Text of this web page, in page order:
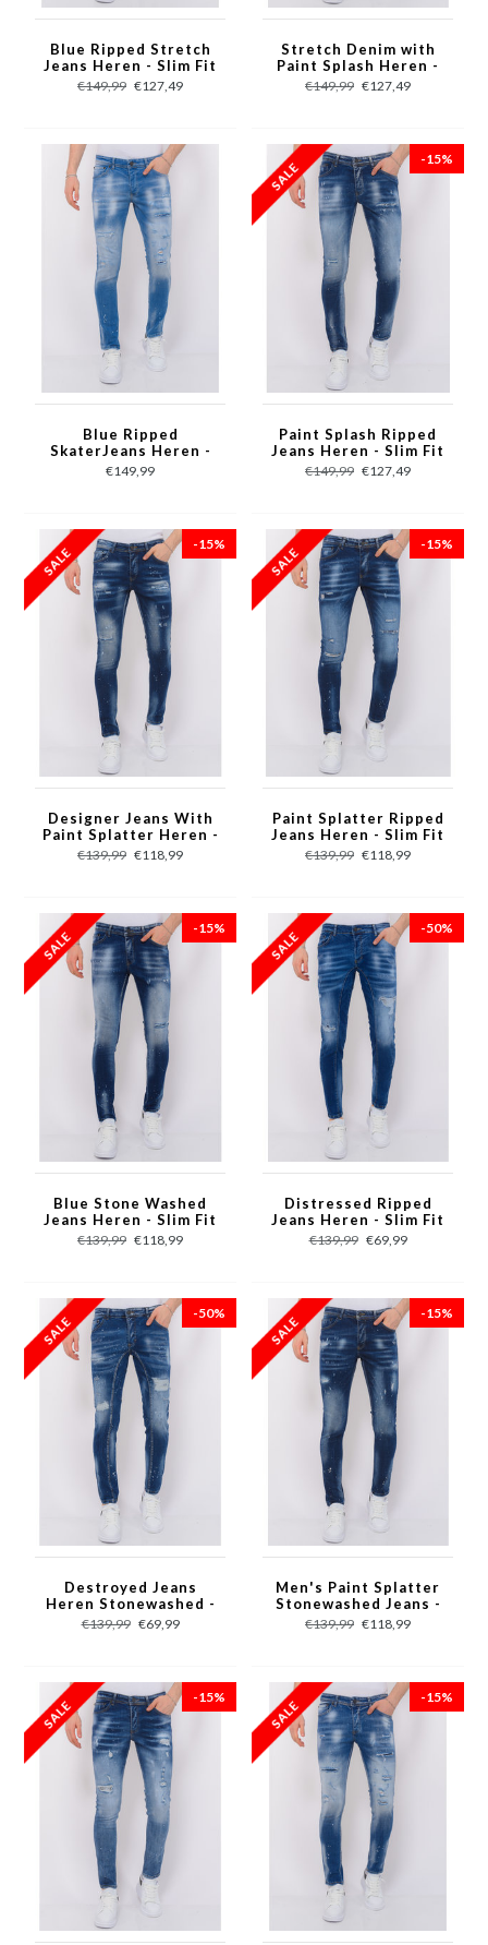
Blue Ripped Stretch
Jeans Heren - Slim Fit
-1080- Blauw
€149,99 €127,49
Stretch Denim with
Paint Splash Heren -
Slim Fit -1074- Blauw
€149,99 €127,49
Blue Ripped
SkaterJeans Heren -
Slim Fit -1078- Blauw
€149,99
-15%
Paint Splash Ripped
Jeans Heren - Slim Fit
-1071- Blauw
€149,99 €127,49
-15%
Designer Jeans With
Paint Splatter Heren -
Slim Fit -1072- Blauw
€139,99 €118,99
-15%
Paint Splatter Ripped
Jeans Heren - Slim Fit
-1075- Blauw
€139,99 €118,99
-15%
Blue Stone Washed
Jeans Heren - Slim Fit
-1076- Blauw
€139,99 €118,99
-50%
Distressed Ripped
Jeans Heren - Slim Fit
-1082- Blauw
€139,99 €69,99
-50%
Destroyed Jeans
Heren Stonewashed -
Slim Fit -1083- Blauw
€139,99 €69,99
-15%
Men's Paint Splatter
Stonewashed Jeans -
Slim Fit -1077- Blauw
€139,99 €118,99
-15% -15%